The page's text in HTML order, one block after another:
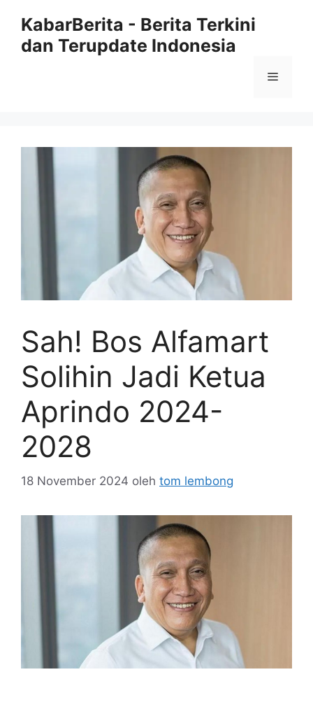
KabarBerita - Berita Terkini
dan Terupdate Indonesia
Menu
Sah! Bos Alfamart
Solihin Jadi Ketua
Aprindo 2024-
2028
18 November 2024 oleh tom lembong